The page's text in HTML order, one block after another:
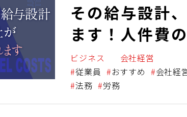
その給与設計
ます！人件費
働分配率」で決
ビジネス
会社経営
従業員
おすすめ 会社経
法務
労務